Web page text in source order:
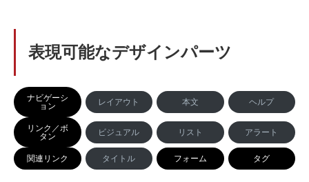
表現可能なデザインパーツ
ナビゲーシ
ョン
レイアウト 本文 ヘルプ
リンク／ボ
タン
ビジュアル リスト アラート
関連リンク タイトル フォーム タグ